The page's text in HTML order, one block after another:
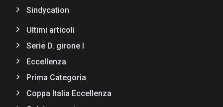
Sindycation
Ultimi articoli
Serie D. girone I
Eccellenza
Prima Categoria
Coppa Italia Eccellenza